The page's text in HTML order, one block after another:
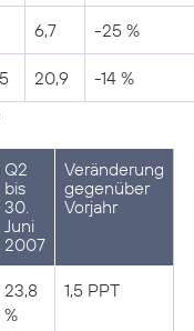
6,7 -25 %
20,9 -14 %
Q2
bis
30.
Juni
2007
Veränderung
gegenüber
Vorjahr
23,8
%
1,5 PPT